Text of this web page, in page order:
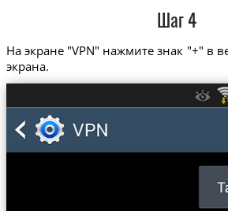
Шаг 4
На экране "VPN" нажмите знак "+" в
экрана.